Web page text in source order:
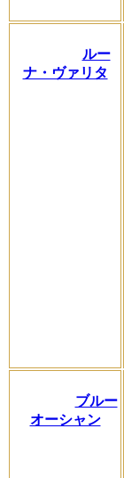
ルー
ナ・ヴァリタ
ブルー
オーシャン